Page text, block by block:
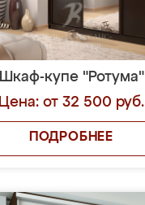
Шкаф-купе "Ротума"
Цена: от 32 500 руб.
ПОДРОБНЕЕ